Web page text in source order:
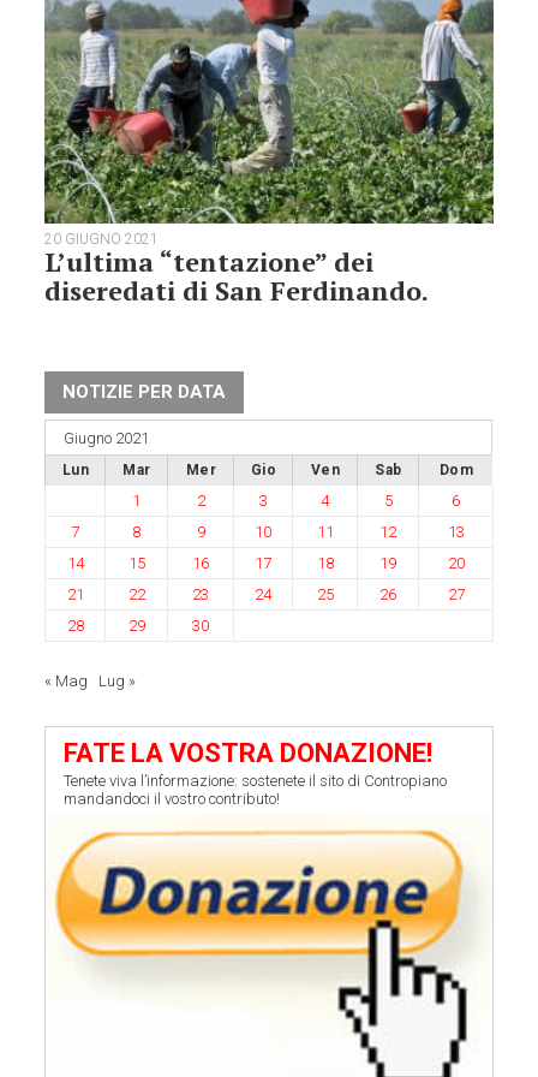
20 GIUGNO 2021
L’ultima “tentazione” dei
diseredati di San Ferdinando.
NOTIZIE PER DATA
Giugno 2021
Lun Mar Mer Gio Ven Sab Dom
1 2 3 4 5
6
7
8 9 10 11 12
13
14
15 16 17 18 19
20
21
22 23 24 25 26
27
28
29 30
« Mag Lug »
FATE LA VOSTRA DONAZIONE!
Tenete viva l’informazione: sostenete il sito di Contropiano
mandandoci il vostro contributo!